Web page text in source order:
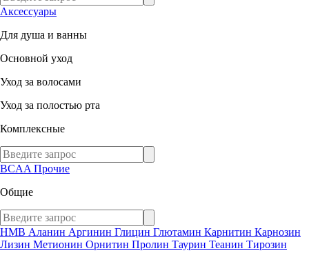
Аксессуары
Для душа и ванны
Основной уход
Уход за волосами
Уход за полостью рта
Комплексные
BCAA Прочие
Общие
HMB Аланин Аргинин Глицин Глютамин Карнитин Карнозин
Лизин Метионин Орнитин Пролин Таурин Теанин Тирозин